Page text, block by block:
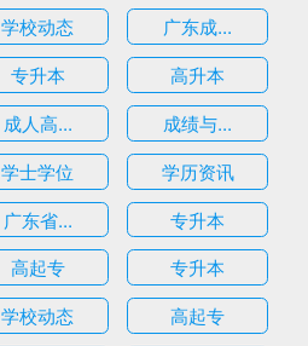
学校动态
广东成...
专升本
高升本
成人高...
成绩与...
学士学位
学历资讯
广东省...
专升本
高起专
专升本
学校动态
高起专